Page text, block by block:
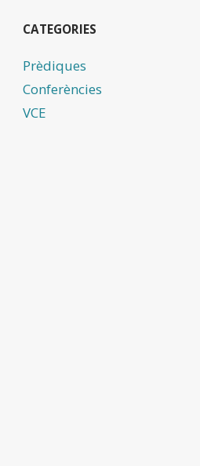
CATEGORIES
Prèdiques
Conferències
VCE